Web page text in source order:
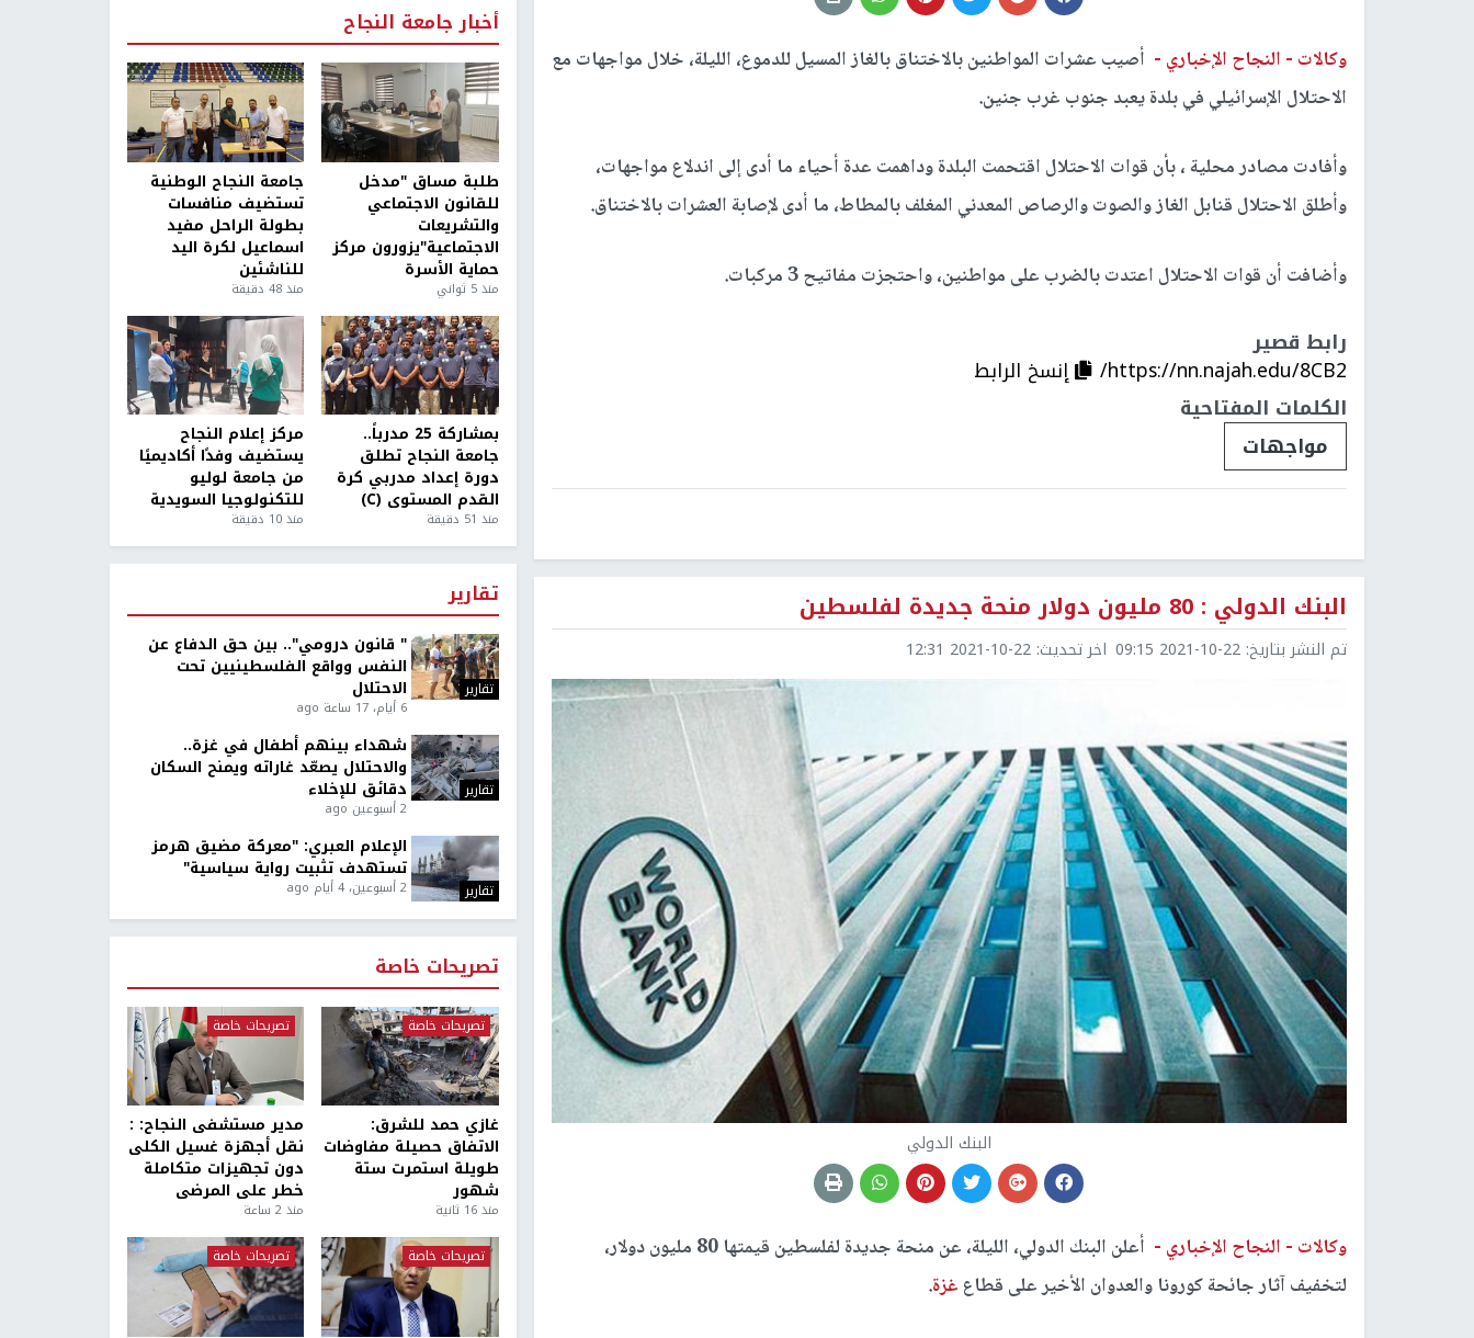
وكالات - النجاح الإخباري - أصيب عشرات المواطنين بالاختناق بالغاز المسيل للدموع، الليلة، خلال مواجهات مع
الاحتلال الإسرائيلي في بلدة يعبد جنوب غرب جنين.
وأفادت مصادر محلية ، بأن قوات الاحتلال اقتحمت البلدة وداهمت عدة أحياء ما أدى إلى اندلاع مواجهات،
وأطلق الاحتلال قنابل الغاز والصوت والرصاص المعدني المغلف بالمطاط، ما أدى لإصابة العشرات بالاختناق.
وأضافت أن قوات الاحتلال اعتدت بالضرب على مواطنين، واحتجزت مفاتيح 3 مركبات.
رابط قصير
https://nn.najah.edu/8CB2/
إنسخ الرابط
الكلمات المفتاحية
مواجهات
البنك الدولي : 80 مليون دولار منحة جديدة لفلسطين
تم النشر بتاريخ: 2021-10-22 09:15 اخر تحديث: 2021-10-22 12:31
البنك الدولي
وكالات - النجاح الإخباري -
أعلن البنك الدولي، الليلة، عن منحة جديدة لفلسطين قيمتها 80 مليون دولار،
لتخفيف آثار جائحة كورونا والعدوان الأخير على قطاع غزة.
أخبار جامعة النجاح
طلبة مساق "مدخل
للقانون الاجتماعي
والتشريعات
الاجتماعية"يزورون مركز
حماية الأسرة
منذ 5 ثواني
جامعة النجاح الوطنية
تستضيف منافسات
بطولة الراحل مفيد
اسماعيل لكرة اليد
للناشئين
منذ 48 دقيقة
بمشاركة 25 مدرباً..
جامعة النجاح تطلق
دورة إعداد مدربي كرة
القدم المستوى (C)
منذ 51 دقيقة
مركز إعلام النجاح
يستضيف وفدًا أكاديميًا
من جامعة لوليو
للتكنولوجيا السويدية
منذ 10 دقيقة
تقارير
تقارير
" قانون درومي".. بين حق الدفاع عن
النفس وواقع الفلسطينيين تحت
الاحتلال
6 أيام، 17 ساعة ago
تقارير
شهداء بينهم أطفال في غزة..
والاحتلال يصعّد غاراته ويمنح السكان
دقائق للإخلاء
2 أسبوعين ago
تقارير
الإعلام العبري: "معركة مضيق هرمز
تستهدف تثبيت رواية سياسية"
2 أسبوعين، 4 أيام ago
تصريحات خاصة
تصريحات خاصة
غازي حمد للشرق:
الاتفاق حصيلة مفاوضات
طويلة استمرت ستة
شهور
منذ 16 ثانية
تصريحات خاصة
مدير مستشفى النجاح: :
نقل أجهزة غسيل الكلى
دون تجهيزات متكاملة
خطر على المرضى
منذ 2 ساعة
تصريحات خاصة تصريحات خاصة